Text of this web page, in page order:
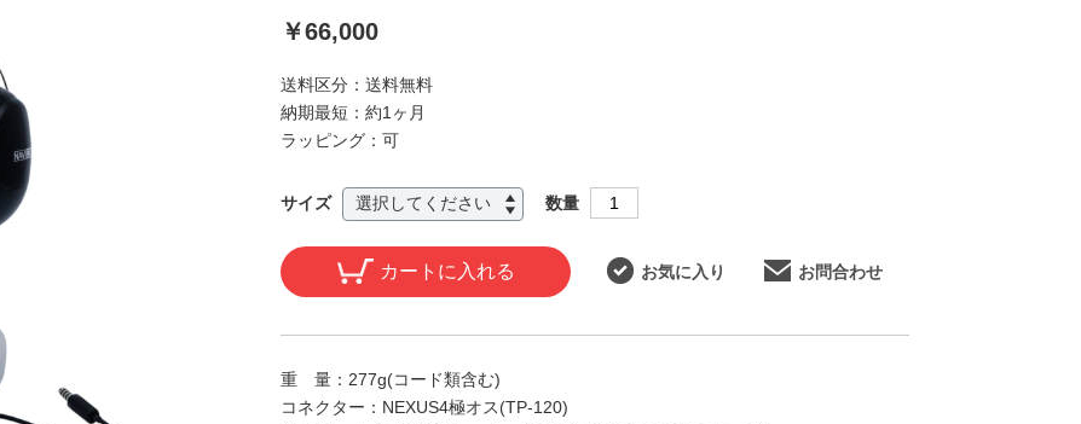
￥66,000
送料区分： 送料無料
納期最短： 約1ヶ月
ラッピング： 可
サイズ 数量
カートに入れる お気に入り お問合わせ
重 量： 277g(コード類含む)
コネクター： NEXUS4極オス(TP-120)